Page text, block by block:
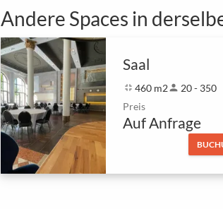
Andere Spaces in
Saal
fullscreen_exit 460 m2person 20 - 350
Preis
Auf Anfrage